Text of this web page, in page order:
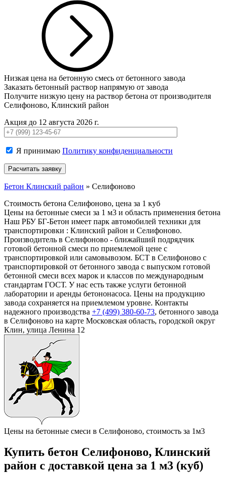
Низкая цена на бетонную смесь от бетонного завода
Заказать бетонный раствор напрямую от завода
Получите низкую цену на раствор бетона от производителя
Селифоново, Клинский район
Акция до 12 августа 2026 г.
Я принимаю Политику конфиденциальности
Бетон Клинский район » Селифоново
Стоимость бетона Селифоново, цена за 1 куб
Цены на бетонные смеси за 1 м3 и область применения бетона
Наш РБУ БГ-Бетон имеет парк автомобилей техники для
транспортировки : Клинский район и Селифоново.
Производитель в Селифоново - ближайший подрядчик
готовой бетонной смеси по приемлемой цене с
транспортировкой или самовывозом. БСТ в Селифоново с
транспортировкой от бетонного завода с выпуском готовой
бетонной смеси всех марок и классов по международным
стандартам ГОСТ. У нас есть также услуги бетонной
лаборатории и аренды бетононасоса. Цены на продукцию
завода сохраняется на приемлемом уровне. Контакты
надежного производства +7 (499) 380-60-73, бетонного завода
в Селифоново на карте Московская область, городской округ
Клин, улица Ленина 12
Цены на бетонные смеси в Селифоново, стоимость за 1м3
Купить бетон Селифоново, Клинский
район с доставкой цена за 1 м3 (куб)